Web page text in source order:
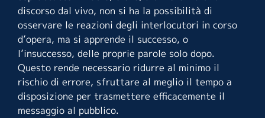
discorso dal vivo, non si ha la possibilità di
osservare le reazioni degli interlocutori in corso
d’opera, ma si apprende il successo, o
l’insuccesso, delle proprie parole solo dopo.
Questo rende necessario ridurre al minimo il
rischio di errore, sfruttare al meglio il tempo a
disposizione per trasmettere efficacemente il
messaggio al pubblico.